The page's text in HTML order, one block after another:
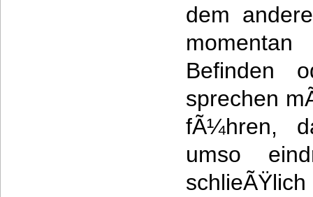
dem
Befinden
sprechen
fÃ¼hren,
umso